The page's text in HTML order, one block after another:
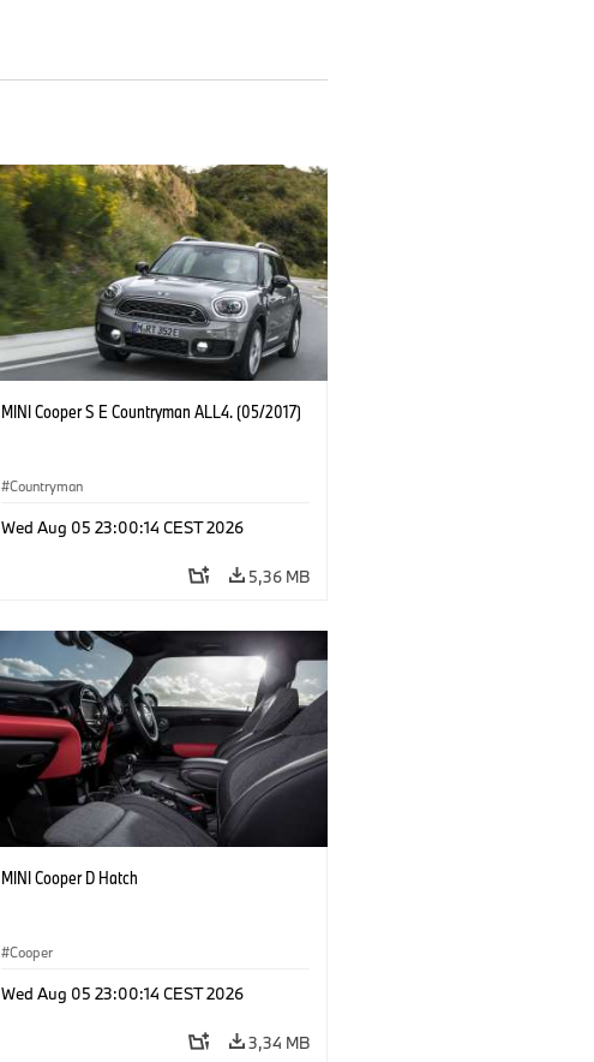
MINI Cooper S E Countryman ALL4. (05/2017)
Countryman
Wed Aug 05 23:00:14 CEST 2026
5,36 MB
MINI Cooper D Hatch
Cooper
Wed Aug 05 23:00:14 CEST 2026
3,34 MB